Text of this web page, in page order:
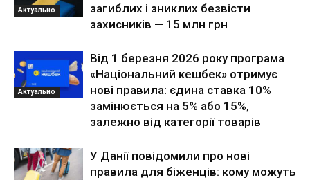
Актуально
загиблих і зниклих безвісти
захисників — 15 млн грн
Актуально
Від 1 березня 2026 року програма
«Національний кешбек» отримує
нові правила: єдина ставка 10%
замінюється на 5% або 15%,
залежно від категорії товарів
У Данії повідомили про нові
правила для біженців: кому можуть